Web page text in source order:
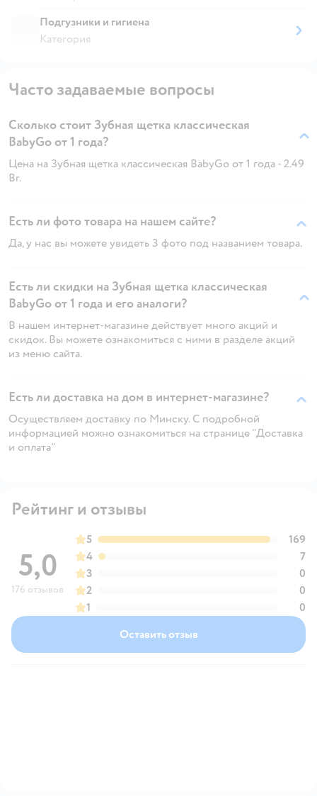
Подгузники и гигиена
Категория
Часто задаваемые вопросы
Сколько стоит Зубная щетка классическая
BabyGo от 1 года?
Цена на Зубная щетка классическая BabyGo от 1 года - 2.49
Br.
Есть ли фото товара на нашем сайте?
Да, у нас вы можете увидеть 3 фото под названием товара.
Есть ли скидки на Зубная щетка классическая
BabyGo от 1 года и его аналоги?
В нашем интернет-магазине действует много акций и
скидок. Вы можете ознакомиться с ними в разделе акций
из меню сайта.
Есть ли доставка на дом в интернет-магазине?
Осуществляем доставку по Минску. С подробной
информацией можно ознакомиться на странице "Доставка
и оплата"
Рейтинг и отзывы
5,0
176 отзывов
5
169
4
7
3
0
2
0
1
0
Оставить отзыв